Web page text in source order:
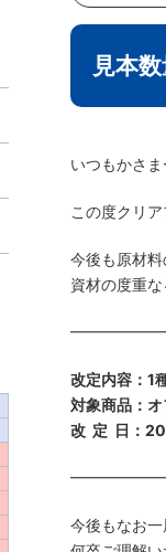
見本
いつもかさ
この度クリ
今後も原材
資材の度重
改定内容：
対象商品：
改 定 日：
今後もなお一